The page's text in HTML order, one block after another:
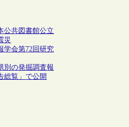
公共図書館公立
災
学会第72回研究
別の発掘調査報
総覧」で公開